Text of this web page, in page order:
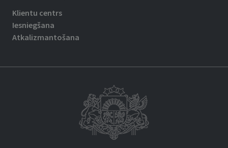
Klientu centrs
Iesniegšana
Atkalizmantošana